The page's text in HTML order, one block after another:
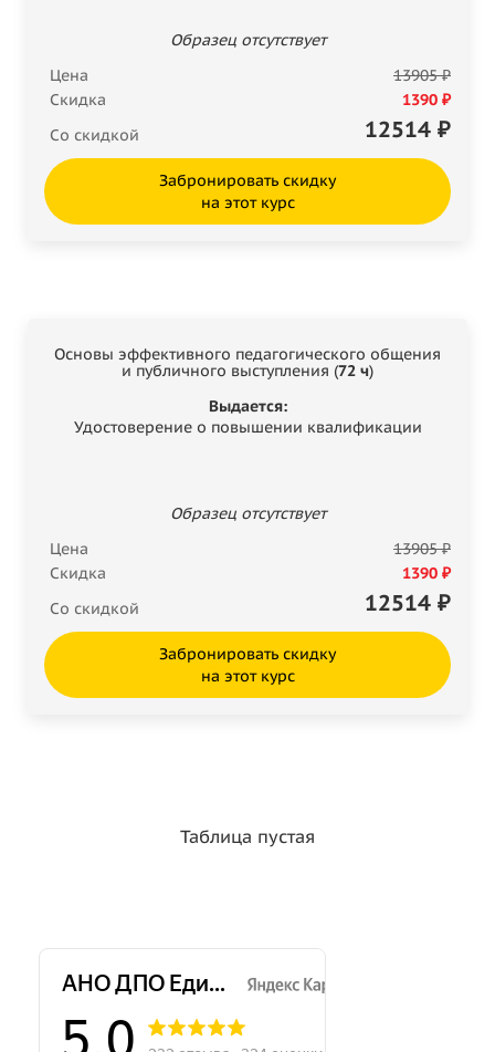
Образец отсутствует
Цена
13905 ₽
Скидка
1390 ₽
Со скидкой
12514 ₽
Забронировать скидку
на этот курс
Основы эффективного педагогического общения
и публичного выступления (72 ч)
Выдается:
Удостоверение о повышении квалификации
Образец отсутствует
Цена
13905 ₽
Скидка
1390 ₽
Со скидкой
12514 ₽
Забронировать скидку
на этот курс
Таблица пустая